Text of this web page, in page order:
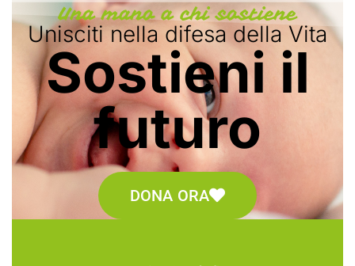
Una mano a chi sostiene
Unisciti nella difesa della Vita
Sostieni il
futuro
DONA ORA